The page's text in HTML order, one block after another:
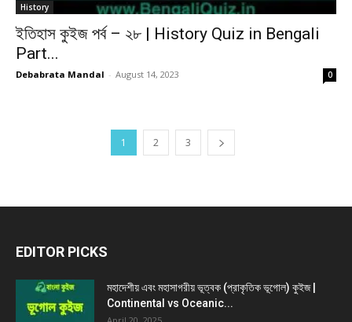
History
ইতিহাস কুইজ পর্ব – ২৮ | History Quiz in Bengali
Part...
Debabrata Mandal - August 14, 2023 0
1 2 3
EDITOR PICKS
মহাদেশীয় এবং মহাসাগরীয় ভূত্বক (প্রাকৃতিক ভূগোল) কুইজ |
Continental vs Oceanic...